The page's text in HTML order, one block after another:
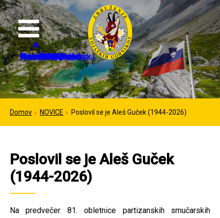
Domov
Organizacija
Izvršilni odbor
Častni člani ZVGS
In memoriam
Pristopnica
Dokumenti
Kontakti
Sponzorji
Strokovne dejavnosti
Planinske poti Slovenska pot
Prelaz Lagazuoi
Čez Kozjek na Kališče
Mednarodno sodelovanje
IFMS dnevi
IFMS kongresi
Italija
Nemčija
ZDA
Francija
Avstrija
Črna gora
Galerija
Kontakt
Novice
Dogodki
Domov NOVICE Poslovil se je Aleš Guček (1944-2026)
Poslovil se je Aleš Guček
(1944-2026)
Na predvečer 81. obletnice partizanskih smučarskih